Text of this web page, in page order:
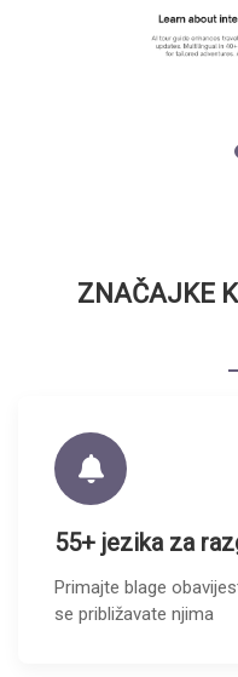
ZNAČAJKE
55+ jezika za
Primajte blage
se približavate njima